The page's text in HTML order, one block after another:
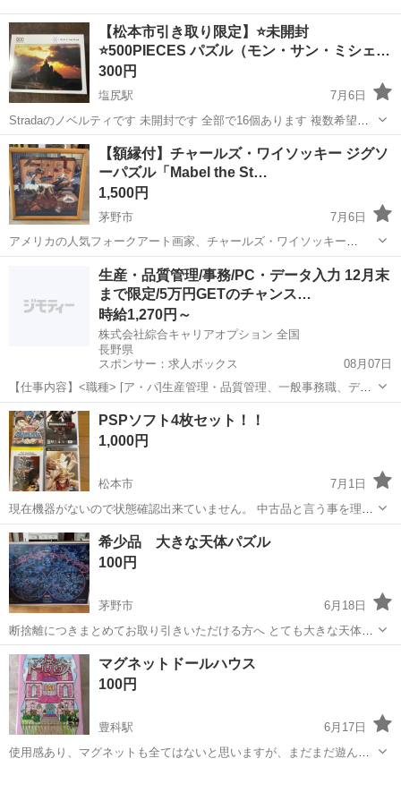
【松本市引き取り限定】⭐未開封
⭐500PIECES パズル（モン・サン・ミシェ…
300円
塩尻駅
7月6日
Stradaのノベルティです 未開封です 全部で16個あります 複数希望の
方は数量をお願い致します 受付終了していない物はまだ御座いますの
で出品一覧から過去の商品もご覧ください 【状態】 中古品…簡易清掃
のみとなりますの...
長野 東筑摩郡 塩尻駅 大型
​【額縁付】チャールズ・ワイソッキー ジグソ
ーパズル「Mabel the St…
1,500円
茅野市
7月6日
アメリカの人気フォークアート画家、チャールズ・ワイソッキー
（Charles Wysocki）の『Mabel the Stowaway（メイベルの密航
者）』のジグソーパズル（完成品）です。 41cm角で、お部屋に飾り
パズル ジグソーパズル
生産・品質管理/事務/PC・データ入力 12月末
まで限定/5万円GETのチャンス…
時給1,270円～
株式会社綜合キャリアオプション 全国
長野県
スポンサー：求人ボックス
08月07日
【仕事内容】<職種> [ア・パ]生産管理・品質管理、一般事務職、デー
タ入力、タイピング(PC・パソコン・インターネット) <雇用形態> ア
ルバイト・パート <給与> [ア・パ]時給1,270円～ 交通費:一部支給 日
払いOK!/...
アルバイト・パート
PSPソフト4枚セット！！
1,000円
松本市
7月1日
現在機器がないので状態確認出来ていません。 中古品と言う事を理解
していただきます様お願い致します。 当方、喫煙者・ペットおりませ
ん。 イオンモール・コモ庄内•イオンモール付近での受け渡しでお願い
します。 ノークレーム...
長野 松本市 パズル PSP
希少品 大きな天体パズル
100円
茅野市
6月18日
断捨離につきまとめてお取り引きいただける方へ とても大きな天体の
パズルです 縦88センチ 横117.5センチ
長野 茅野市 パズル 断捨離
マグネットドールハウス
100円
豊科駅
6月17日
使用感あり、マグネットも全てはないと思いますが、まだまだ遊んで